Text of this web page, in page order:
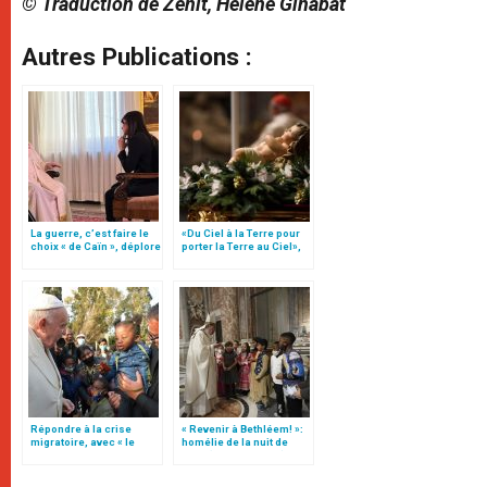
Autres Publications :
La guerre, c’est faire le
choix « de Caïn », déplore
«Du Ciel à la Terre pour
porter la Terre au Ciel»,
Répondre à la crise
migratoire, avec « le
« Revenir à Bethléem! »:
homélie de la nuit de
Noël (texte complet)